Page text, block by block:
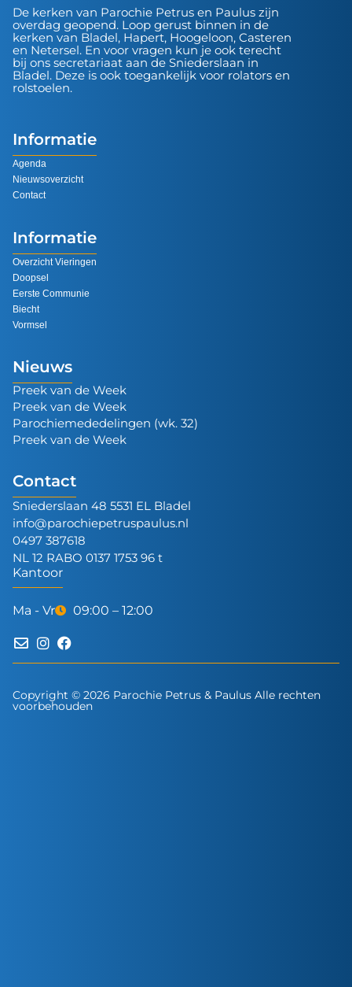
De kerken van Parochie Petrus en Paulus zijn
overdag geopend. Loop gerust binnen in de
kerken van Bladel, Hapert, Hoogeloon, Casteren
en Netersel. En voor vragen kun je ook terecht
bij ons secretariaat aan de Sniederslaan in
Bladel. Deze is ook toegankelijk voor rolators en
rolstoelen.
Informatie
Agenda
Nieuwsoverzicht
Contact
Informatie
Overzicht Vieringen
Doopsel
Eerste Communie
Biecht
Vormsel
Nieuws
Preek van de Week
Preek van de Week
Parochiemededelingen (wk. 32)
Preek van de Week
Contact
Sniederslaan 48 5531 EL Bladel
info@parochiepetruspaulus.nl
0497 387618
NL 12 RABO 0137 1753 96 t
Kantoor
Ma - Vr 09:00 – 12:00
Copyright © 2026 Parochie Petrus & Paulus Alle rechten
voorbehouden